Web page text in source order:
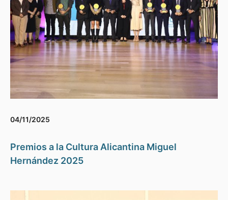
04/11/2025
Premios a la Cultura Alicantina Miguel
Hernández 2025